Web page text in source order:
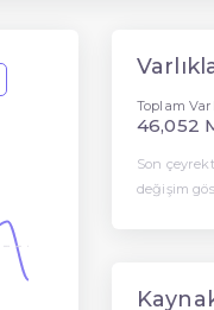
Toplam
46,052
Son
değişim